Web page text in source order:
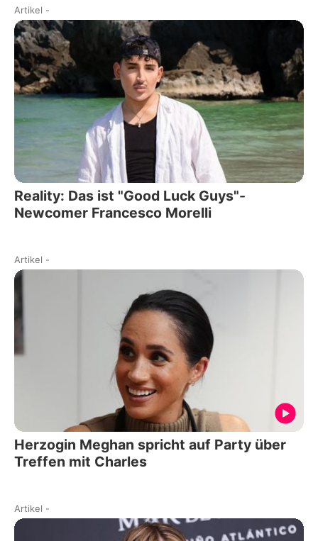
Artikel -
Reality: Das ist "Good Luck Guys"-
Newcomer Francesco Morelli
Artikel -
Herzogin Meghan spricht auf Party über
Treffen mit Charles
Artikel -